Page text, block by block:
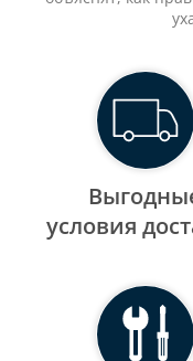
уcловия